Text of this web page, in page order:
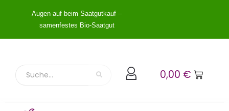
Augen auf beim Saatgutkauf –
samenfestes Bio-Saatgut
0,00 €